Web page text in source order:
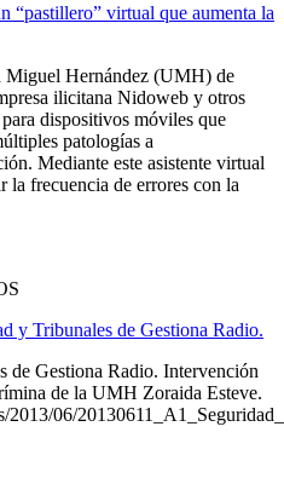
“pastillero” virtual que aumenta la
Miguel Hernández (UMH) de
ilicitana Nidoweb y otros
dispositivos móviles que
patologías a
Mediante este asistente virtual
la frecuencia de errores con la
y Tribunales de Gestiona Radio.
de Gestiona Radio. Intervención
de la UMH Zoraida Esteve.
2013/06/